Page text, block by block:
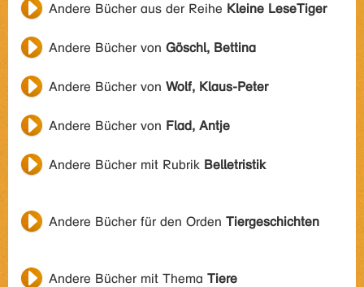
Andere Bücher aus der Reihe Kleine LeseTiger
Andere Bücher von Göschl, Bettina
Andere Bücher von Wolf, Klaus-Peter
Andere Bücher von Flad, Antje
Andere Bücher mit Rubrik Belletristik
Andere Bücher für den Orden Tiergeschichten
Andere Bücher mit Thema Tiere